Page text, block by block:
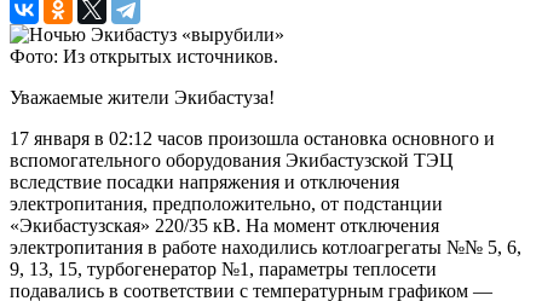
Фото: Из открытых источников.
Уважаемые жители Экибастуза!
17 января в 02:12 часов произошла остановка основного и
вспомогательного оборудования Экибастузской ТЭЦ
вследствие посадки напряжения и отключения
электропитания, предположительно, от подстанции
«Экибастузская» 220/35 кВ. На момент отключения
электропитания в работе находились котлоагрегаты №№ 5, 6,
9, 13, 15, турбогенератор №1, параметры теплосети
подавались в соответствии с температурным графиком —